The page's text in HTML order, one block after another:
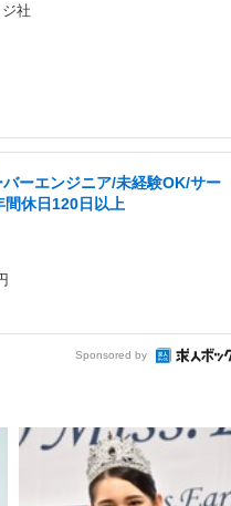
社
バーエンジニア/未経験OK/サー
休日120日以上
Sponsored by